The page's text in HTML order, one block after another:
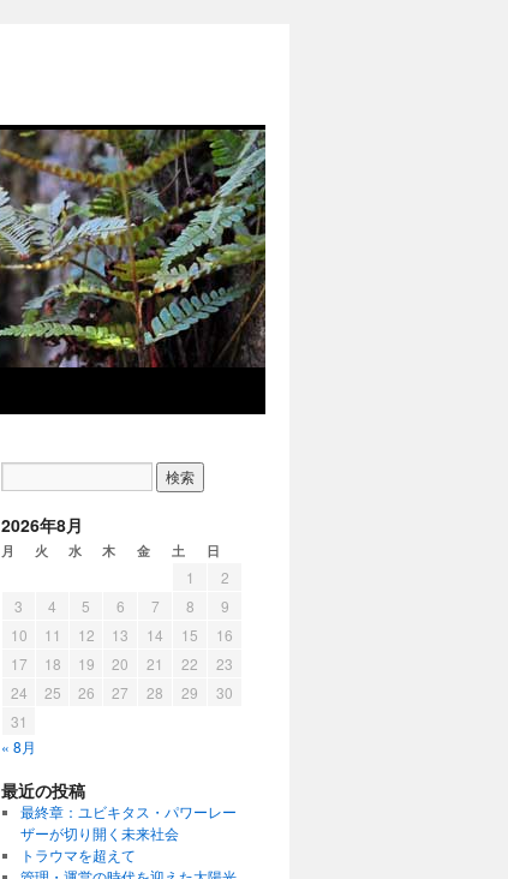
2026年8月
月 火 水 木 金 土 日
1
2
3
4 5 6 7 8
9
10
11 12 13 14 15
16
17
18 19 20 21 22
23
24
25 26 27 28 29
30
31
« 8月
最近の投稿
最終章：ユビキタス・パワーレー
ザーが切り開く未来社会
トラウマを超えて